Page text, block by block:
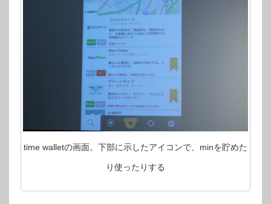
time walletの画面。下部に示したアイコンで、minを貯めた
り使ったりする